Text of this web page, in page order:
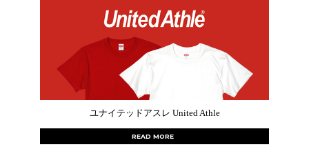
ユナイテッドアスレ United Athle
READ MORE